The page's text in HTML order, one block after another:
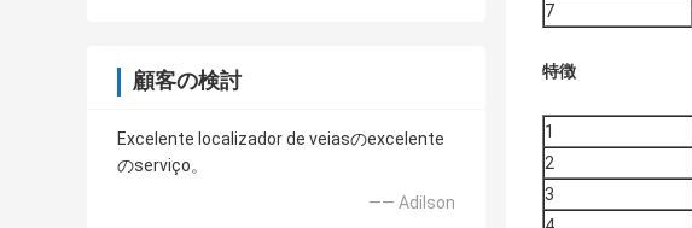
顧客の検討
Excelente localizador de veiasのexcelente
のserviço。
—— Adilson
7
特徴
1
2
3